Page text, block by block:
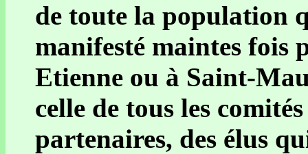
de toute la population
manifesté maintes fois
Etienne ou à Saint-
celle de tous les
partenaires, des élus